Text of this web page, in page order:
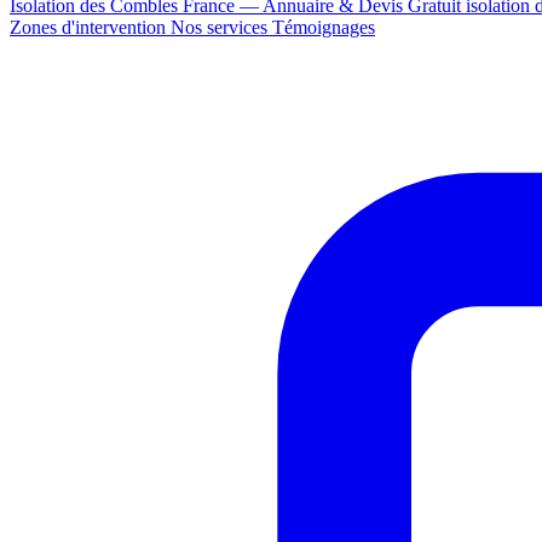
Isolation des Combles France — Annuaire & Devis Gratuit isolation
Zones d'intervention Nos services Témoignages